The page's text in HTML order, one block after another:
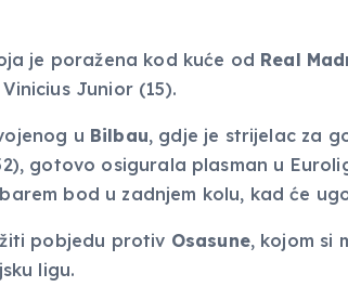
je poražena kod kuće od Real
Junior (15).
u Bilbau, gdje je strijelac za
gotovo osigurala plasman u
bod u zadnjem kolu, kad će
pobjedu protiv Osasune, kojom si
ligu.